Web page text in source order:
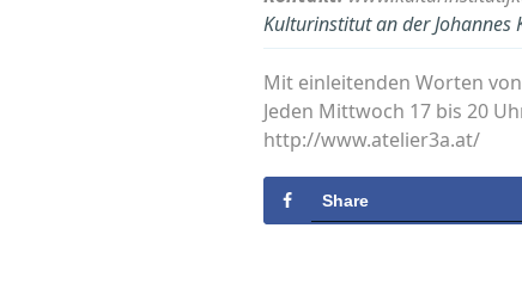
Kulturinstitut an der Johannes
Mit einleitenden Worten
Jeden Mittwoch 17 bis 20
http://www.atelier3a.at/
Share